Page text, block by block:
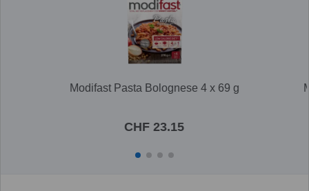
Modifast Pasta Bolognese 4 x 69 g
CHF 23.15